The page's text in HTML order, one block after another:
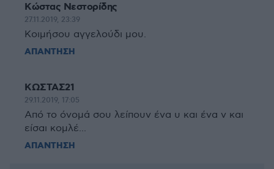
Κώστας Νεστορίδης
27.11.2019, 23:39
Κοιμήσου αγγελούδι μου.
ΑΠΑΝΤΗΣΗ
ΚΩΣΤΑΣ21
29.11.2019, 17:05
Από το όνομά σου λείπουν ένα υ και ένα ν και
είσαι κομλέ...
ΑΠΑΝΤΗΣΗ